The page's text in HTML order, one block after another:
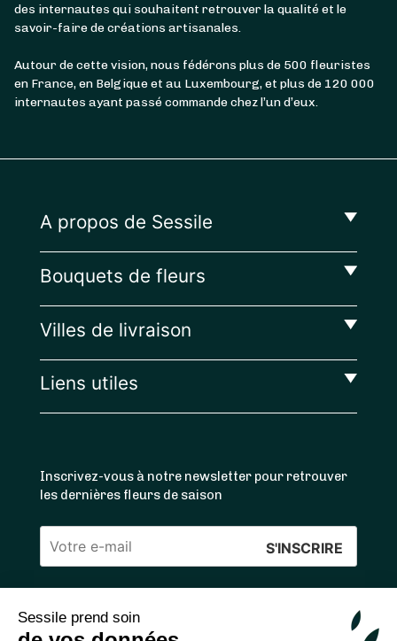
Sessile prend soin
des internautes qui souhaitent retrouver la qualité et le
savoir-faire de créations artisanales.
Autour de cette vision, nous fédérons plus de 500 fleuristes
en France, en Belgique et au Luxembourg, et plus de 120 000
internautes ayant passé commande chez l’un d’eux.
A propos de Sessile
Bouquets de fleurs
Villes de livraison
Liens utiles
Inscrivez-vous à notre newsletter pour retrouver
les dernières fleurs de saison
ce
champ
4.4/5 ⭐ | 120 000+ bouquets livrés |
Achats 100% sécurisés